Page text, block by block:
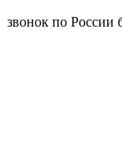
звонок по России